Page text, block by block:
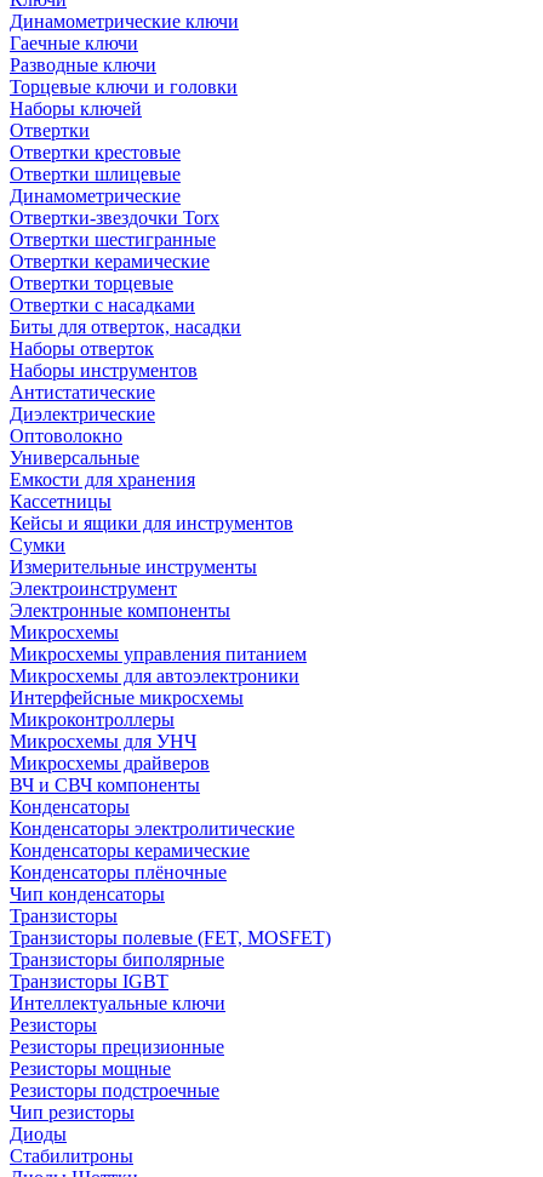
Динамометрические ключи
Гаечные ключи
Разводные ключи
Торцевые ключи и головки
Наборы ключей
Отвертки
Отвертки крестовые
Отвертки шлицевые
Динамометрические
Отвертки-звездочки Torx
Отвертки шестигранные
Отвертки керамические
Отвертки торцевые
Отвертки с насадками
Биты для отверток, насадки
Наборы отверток
Наборы инструментов
Антистатические
Диэлектрические
Оптоволокно
Универсальные
Емкости для хранения
Кассетницы
Кейсы и ящики для инструментов
Сумки
Измерительные инструменты
Электроинструмент
Электронные компоненты
Микросхемы
Микросхемы управления питанием
Микросхемы для автоэлектроники
Интерфейсные микросхемы
Микроконтроллеры
Микросхемы для УНЧ
Микросхемы драйверов
ВЧ и СВЧ компоненты
Конденсаторы
Конденсаторы электролитические
Конденсаторы керамические
Конденсаторы плёночные
Чип конденсаторы
Транзисторы
Транзисторы полевые (FET, MOSFET)
Транзисторы биполярные
Транзисторы IGBT
Интеллектуальные ключи
Резисторы
Резисторы прецизионные
Резисторы мощные
Резисторы подстроечные
Чип резисторы
Диоды
Стабилитроны